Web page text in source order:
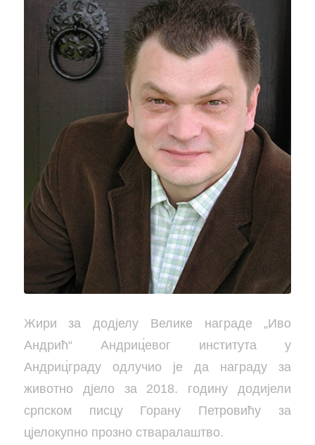
Жири за додјелу Велике награде „Иво
Андрић“ Андриц́евог института у
Андриц́граду одлучио је да награду за
животно дјело за 2018. годину додијели
српском писцу Горану Петровићу за
цјелокупно прозно стваралаштво.